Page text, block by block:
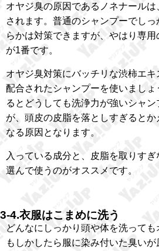
オヤジ臭の原因であるノネナール
されます。普通のシャンプーでしっ
らかは対策できますが、やはり専
が1番です。
オヤジ臭対策にバッチリな渋柿エ
配合されたシャンプーを使いまし
るとどうしても洗浄力が強いシャ
が、頭皮の皮脂を落としすぎるとか
なる原因となります。
入っている成分と、皮脂を取りす
選んで使うのがオススメです。
3-4.衣服はこまめに洗う
どんなにしっかり頭や体を洗っても
もしかしたら服に染み付いた臭いが